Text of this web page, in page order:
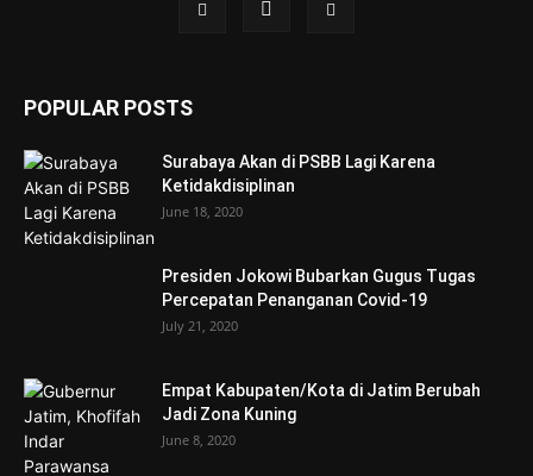
POPULAR POSTS
Surabaya Akan di PSBB Lagi Karena
Ketidakdisiplinan
June 18, 2020
Presiden Jokowi Bubarkan Gugus Tugas
Percepatan Penanganan Covid-19
July 21, 2020
Empat Kabupaten/Kota di Jatim Berubah
Jadi Zona Kuning
June 8, 2020